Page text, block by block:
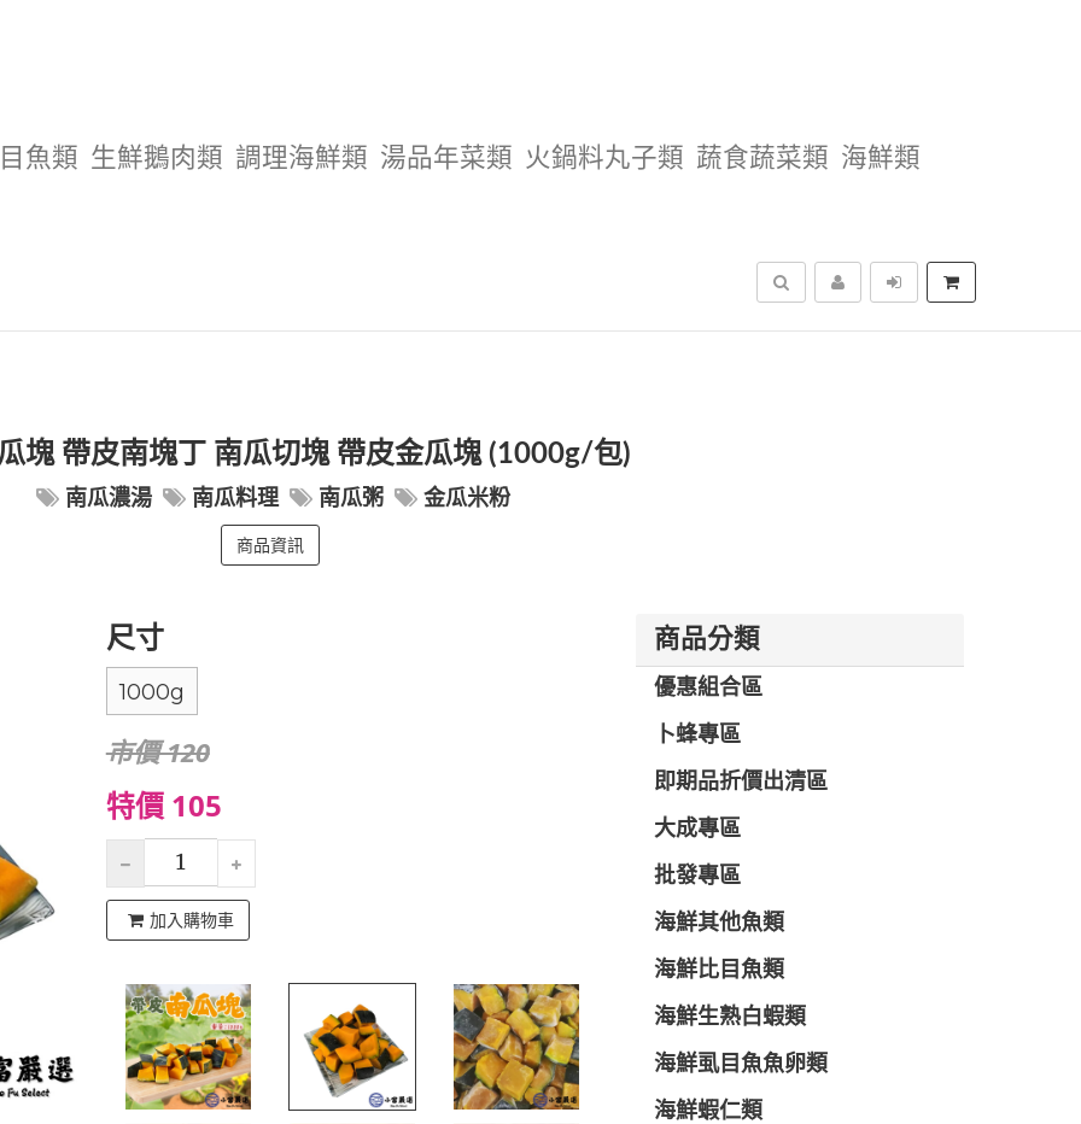
魚類 生鮮鵝肉類 調理海鮮類 湯品年菜類 火鍋料丸子類 蔬食蔬菜類 海鮮類
搜尋
塊 帶皮南塊丁 南瓜切塊 帶皮金瓜塊 (1000g/包)
南瓜濃湯 南瓜料理 南瓜粥 金瓜米粉
商品資訊
尺寸
1000g
市價 120
特價 105
加入購物車
商品分類
優惠組合區
卜蜂專區
即期品折價出清區
大成專區
批發專區
海鮮其他魚類
海鮮比目魚類
海鮮生熟白蝦類
海鮮虱目魚魚卵類
海鮮蝦仁類